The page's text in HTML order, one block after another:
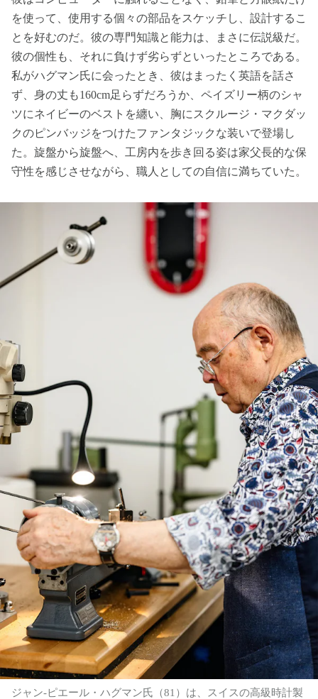
を使って、使用する個々の部品をスケッチし、設計するこ
とを好むのだ。彼の専門知識と能力は、まさに伝説級だ。
彼の個性も、それに負けず劣らずといったところである。
私がハグマン氏に会ったとき、彼はまったく英語を話さ
ず、身の丈も160cm足らずだろうか、ペイズリー柄のシャ
ツにネイビーのベストを纏い、胸にスクルージ・マクダッ
クのピンバッジをつけたファンタジックな装いで登場し
た。旋盤から旋盤へ、工房内を歩き回る姿は家父長的な保
守性を感じさせながら、職人としての自信に満ちていた。
ジャン-ピエール・ハグマン氏（81）は、スイスの高級時計製